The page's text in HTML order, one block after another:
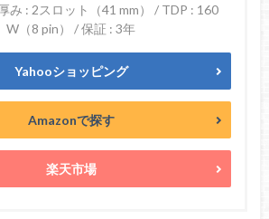
み : 2スロット（41 mm） / TDP : 160
W（8 pin） / 保証 : 3年
Yahooショッピング
Amazonで探す
楽天市場